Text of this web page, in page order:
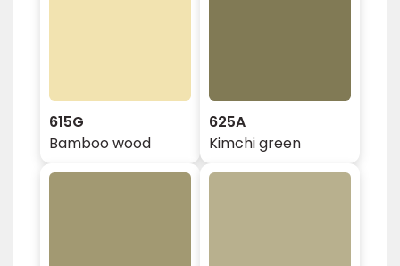
615G
Bamboo wood
625A
Kimchi green